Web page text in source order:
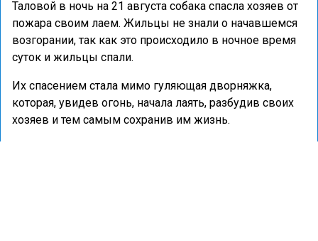
Таловой в ночь на 21 августа собака спасла хозяев от
пожара своим лаем. Жильцы не знали о начавшемся
возгорании, так как это происходило в ночное время
суток и жильцы спали.
Их спасением стала мимо гуляющая дворняжка,
которая, увидев огонь, начала лаять, разбудив своих
хозяев и тем самым сохранив им жизнь.